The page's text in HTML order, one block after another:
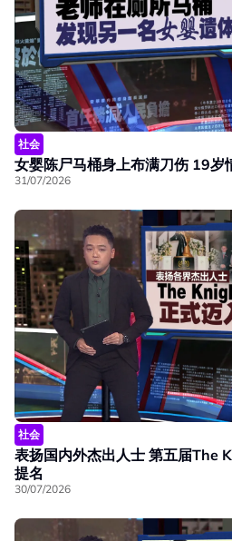
社会
女婴陈尸马桶身上布满刀伤 19岁
31/07/2026
社会
表扬国内外杰出人士 第五届The
提名
30/07/2026